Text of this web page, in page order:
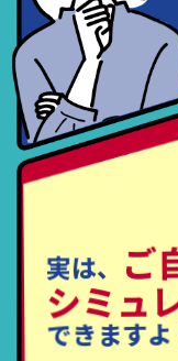
実は、 ご
シミュ
できますよ